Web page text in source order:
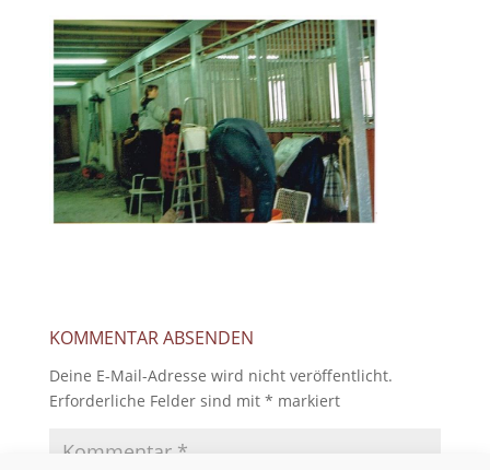
KOMMENTAR ABSENDEN
Deine E-Mail-Adresse wird nicht veröffentlicht.
Erforderliche Felder sind mit * markiert